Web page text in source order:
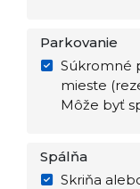
Parkovanie
Súkromné
mieste
Môže byť
Spálňa
Skriňa